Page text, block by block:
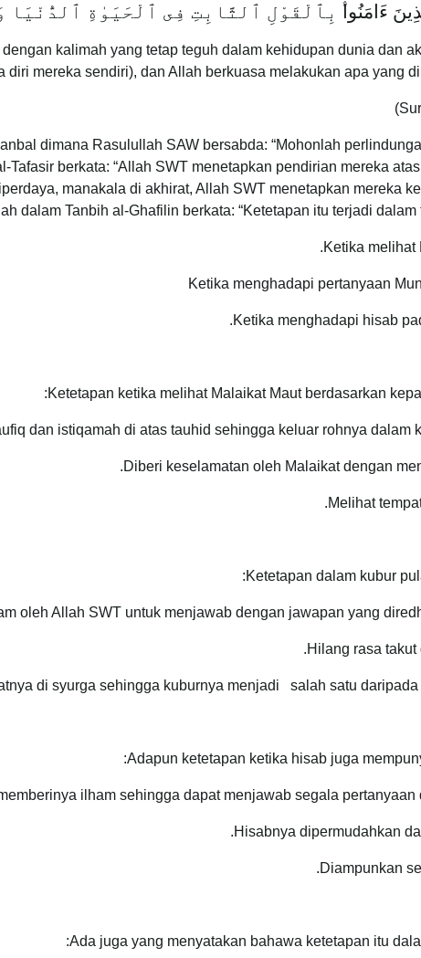
ءَامَنُوا بِٱلْقَوْلِ ٱلثَّابِتِ فِى ٱلْحَيَو‌ٰةِ ٱلدُّنْيَا
kalimah yang tetap teguh dalam kehidupan dunia dan
mereka sendiri), dan Allah berkuasa melakukan apa yang
dimana Rasulullah SAW bersabda: “Mohonlah
manakala di akhirat, Allah SWT menetapkan mereka
dalam Tanbih al-Ghafilin berkata: “Ketetapan itu terjadi dalam
Ketetapan ketika melihat Malaikat Maut berdasarkan
Ketetapan dalam kubur
Adapun ketetapan ketika hisab juga
Ada juga yang menyatakan bahawa ketetapan itu